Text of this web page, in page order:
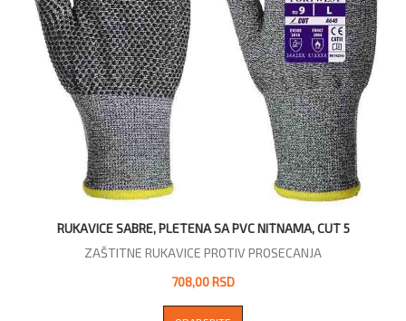
RUKAVICE SABRE, PLETENA SA PVC NITNAMA, CUT 5
ZAŠTITNE RUKAVICE PROTIV PROSECANJA
708,00 RSD